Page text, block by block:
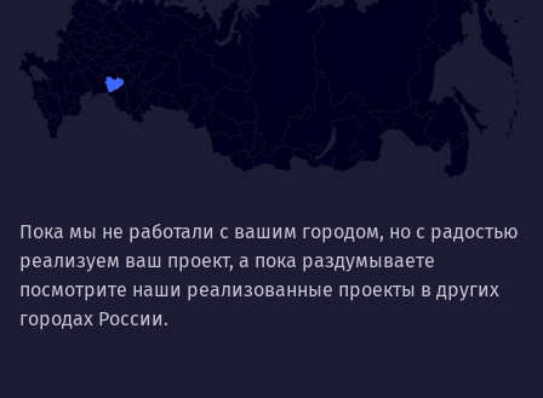
Нравится
Дышать. Без этого совсем не могу.
Умею
О работе
Ты — это то, что ты делаешь. Этим всё
сказано.
Пока мы не работали с вашим городом, но с радостью
реализуем ваш проект, а пока раздумываете
посмотрите наши реализованные проекты в других
городах России.